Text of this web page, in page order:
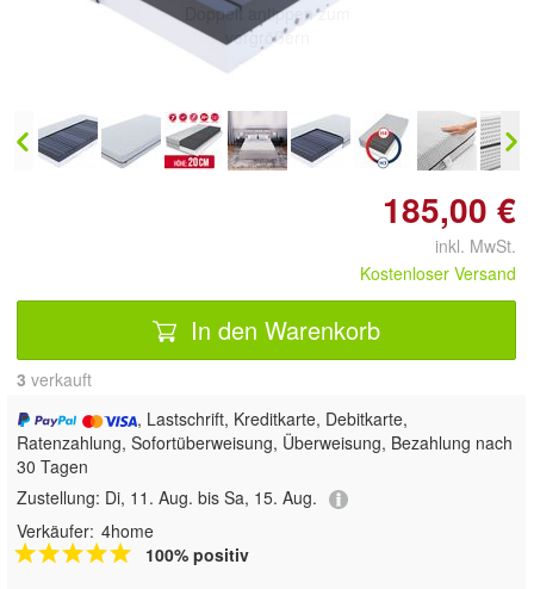
Doppelt antippen zum
vergrößern
185,00 €
inkl. MwSt.
Kostenloser Versand
In den Warenkorb
3 verkauft
, Lastschrift, Kreditkarte, Debitkarte,
Ratenzahlung, Sofortüberweisung, Überweisung, Bezahlung nach
30 Tagen
Zustellung: Di, 11. Aug. bis Sa, 15. Aug.
Verkäufer: 4home
100% positiv